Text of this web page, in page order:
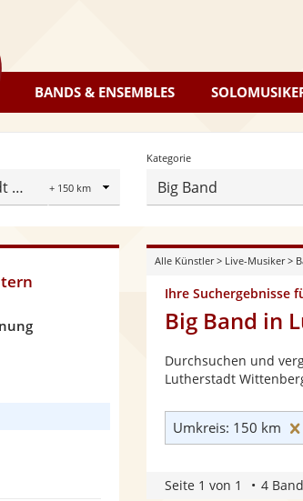
BANDS & ENSEMBLES
Lutherstadt Wittenberg
Ort
Events
festlegen
Kategorie
Big Band
Alle Künstler> Live-Musiker>
Ihre Suchergebnisse
Big Band in
Durchsuchen und
Lutherstadt
Umkreis: 150 km
Seite 1 von 1 4